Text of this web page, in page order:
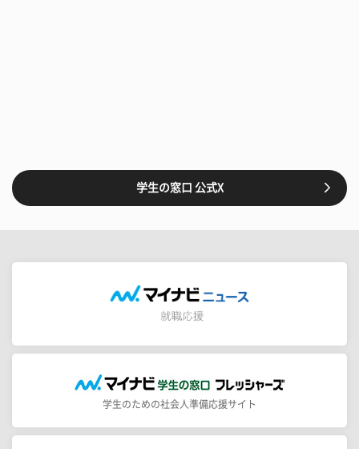
学生の窓口 公式X
学生のための社会人準備応援サイト